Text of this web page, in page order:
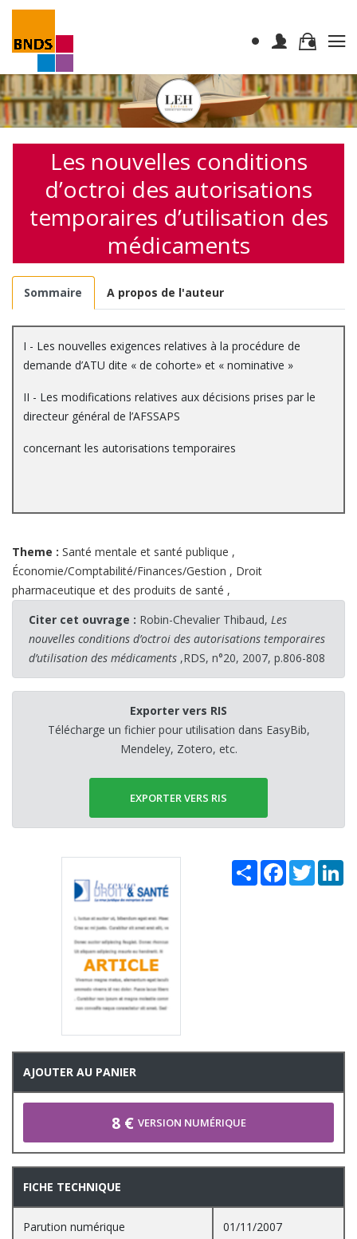
Les nouvelles conditions
d’octroi des autorisations
temporaires d’utilisation des
médicaments
Sommaire A propos de l'auteur
I - Les nouvelles exigences relatives à la procédure de
demande d’ATU dite « de cohorte» et « nominative »
II - Les modifications relatives aux décisions prises par le
directeur général de l’AFSSAPS
concernant les autorisations temporaires
Theme : Santé mentale et santé publique ,
Économie/Comptabilité/Finances/Gestion , Droit
pharmaceutique et des produits de santé ,
Citer cet ouvrage : Robin-Chevalier Thibaud, Les
nouvelles conditions d’octroi des autorisations temporaires
d’utilisation des médicaments ,RDS, n°20, 2007, p.806-808
Exporter vers RIS
Télécharge un fichier pour utilisation dans EasyBib,
Mendeley, Zotero, etc.
EXPORTER VERS RIS
Share Facebook
Twitter
AJOUTER AU PANIER
8 € VERSION NUMÉRIQUE
FICHE TECHNIQUE
Parution numérique 01/11/2007